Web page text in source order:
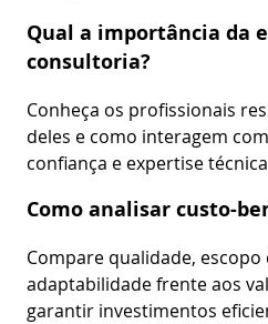
Qual a importância da
consultoria?
Conheça os profissionais
deles e como interagem
confiança e expertise
Como analisar custo-
Compare qualidade, escopo
adaptabilidade frente aos
garantir investimentos